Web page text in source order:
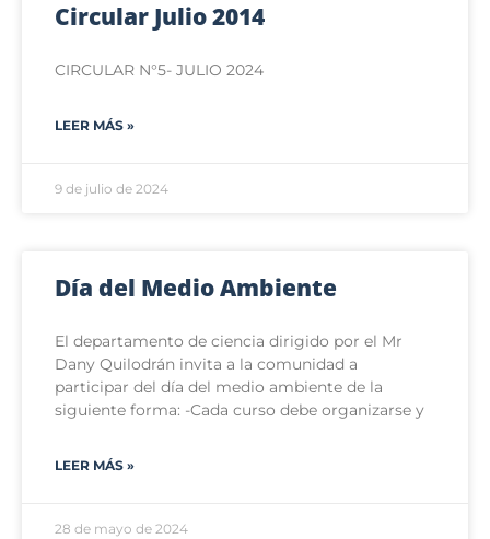
Circular Julio 2014
CIRCULAR N°5- JULIO 2024
LEER MÁS »
9 de julio de 2024
Día del Medio Ambiente
El departamento de ciencia dirigido por el Mr
Dany Quilodrán invita a la comunidad a
participar del día del medio ambiente de la
siguiente forma: -Cada curso debe organizarse y
LEER MÁS »
28 de mayo de 2024